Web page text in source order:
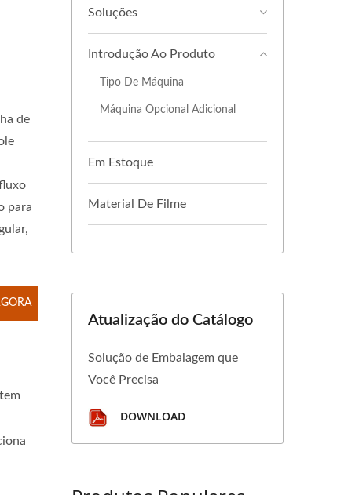
de
para
Soluções
Introdução Ao Produto
Tipo De Máquina
Máquina Opcional Adicional
Em Estoque
Material De Filme
Atualização do Catálogo
Solução de Embalagem que
Você Precisa
DOWNLOAD